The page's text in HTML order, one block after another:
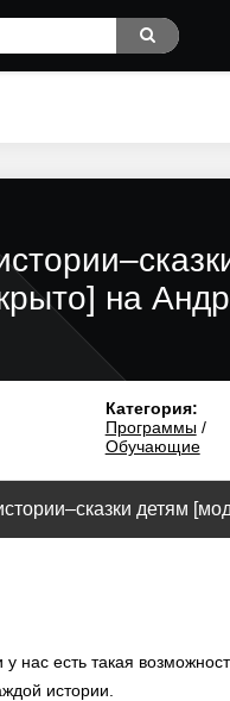
на
Категория:
Программы/
Обучающие
детям
нас есть такая
истории.